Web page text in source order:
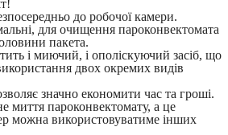
до робочої камери.
для очищення пароконвектомата
пакета.
і миючий, і ополіскуючий засіб, що
двох окремих видів
значно економити час та гроші.
миття пароконвектомату, а це
можна використовуватиме інших